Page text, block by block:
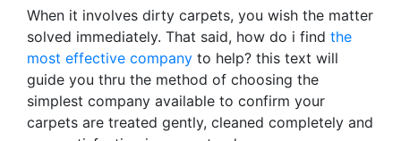
When it involves dirty carpets, you wish the matter
solved immediately. That said, how do i find the
most effective company to help? this text will
guide you thru the method of choosing the
simplest company available to confirm your
carpets are treated gently, cleaned completely and